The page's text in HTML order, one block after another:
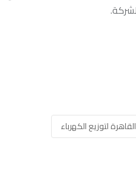
لتوزيع الكهرباء